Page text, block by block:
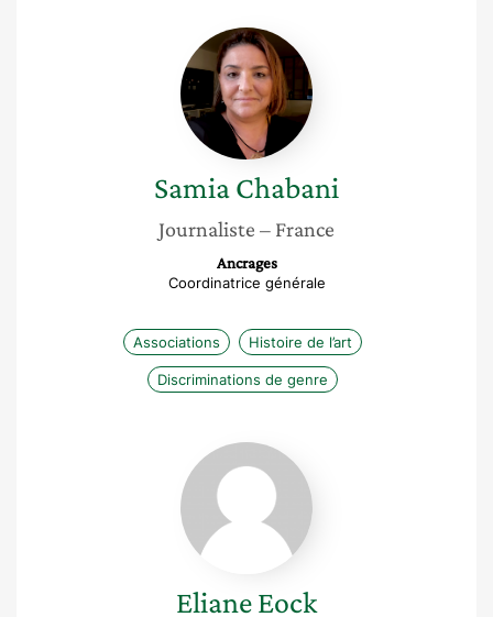
Samia
Chabani
SamiaChabani
Journaliste – France
Ancrages
Coordinatrice générale
Associations Histoire de l’art
Discriminations de genre
Eliane
Eock
ElianeEock